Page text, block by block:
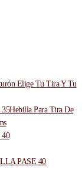
Elige Tu Tira Y Tu
Hebilla Para Tira De
PASE 40